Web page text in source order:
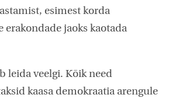
esimest korda
erakondade jaoks kaotada
leida veelgi. Kõik need
kaasa demokraatia arengule